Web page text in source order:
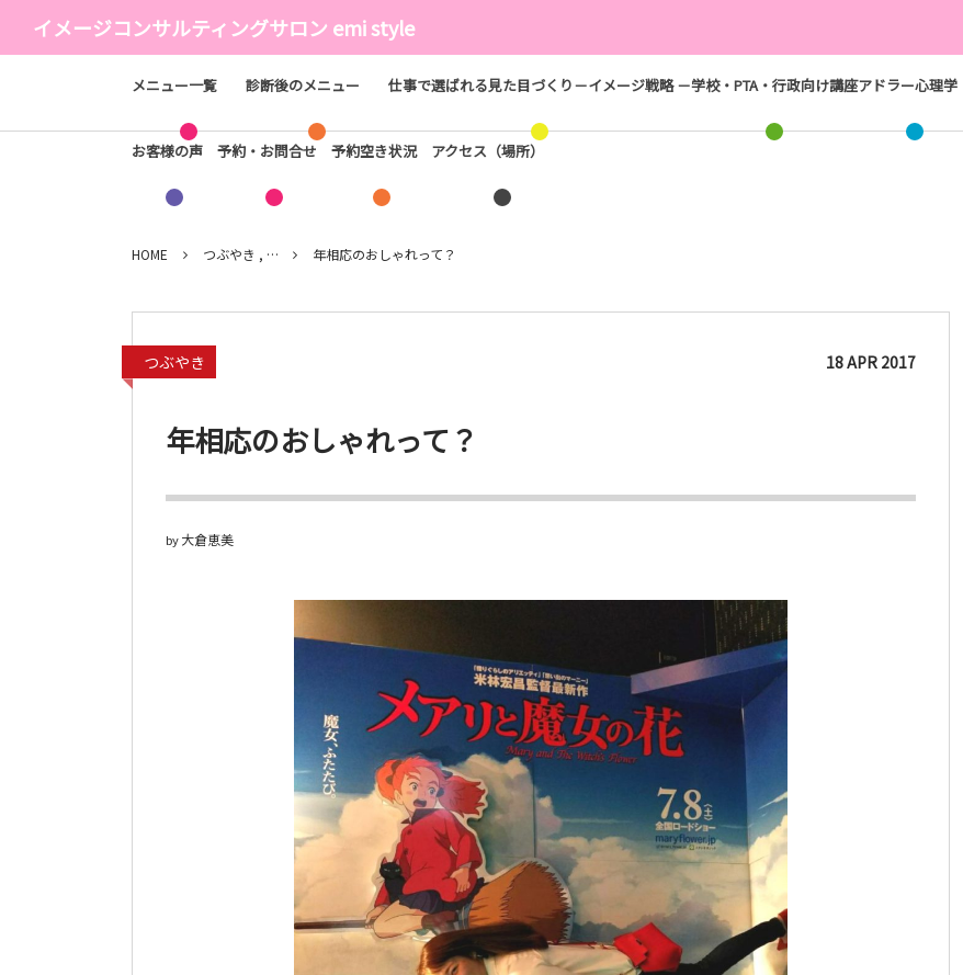
イメージコンサルティングサロン emi style
メニュー一覧 診断後のメニュー 仕事で選ばれる見た目づくり－イメージ戦略 －学校・PTA・行政向け講座アドラー心理学
お客様の声 予約・お問合せ 予約空き状況 アクセス（場所）
HOME つぶやき , … 年相応のおしゃれって？
つぶやき 18APR 2017
年相応のおしゃれって？
by大倉恵美